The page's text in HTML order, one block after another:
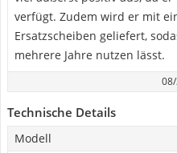
verfügt. Zudem wird er mit
Ersatzscheiben geliefert,
mehrere Jahre nutzen lässt.
Technische Details
Modell